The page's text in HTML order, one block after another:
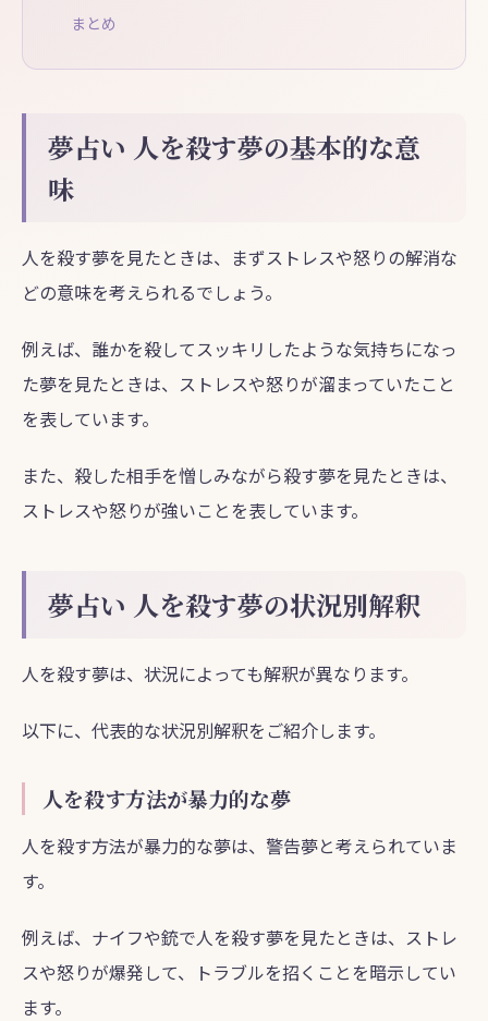
まとめ
夢占い 人を殺す夢の基本的な意
味
人を殺す夢を見たときは、まずストレスや怒りの解消な
どの意味を考えられるでしょう。
例えば、誰かを殺してスッキリしたような気持ちになっ
た夢を見たときは、ストレスや怒りが溜まっていたこと
を表しています。
また、殺した相手を憎しみながら殺す夢を見たときは、
ストレスや怒りが強いことを表しています。
夢占い 人を殺す夢の状況別解釈
人を殺す夢は、状況によっても解釈が異なります。
以下に、代表的な状況別解釈をご紹介します。
人を殺す方法が暴力的な夢
人を殺す方法が暴力的な夢は、警告夢と考えられていま
す。
例えば、ナイフや銃で人を殺す夢を見たときは、ストレ
スや怒りが爆発して、トラブルを招くことを暗示してい
ます。